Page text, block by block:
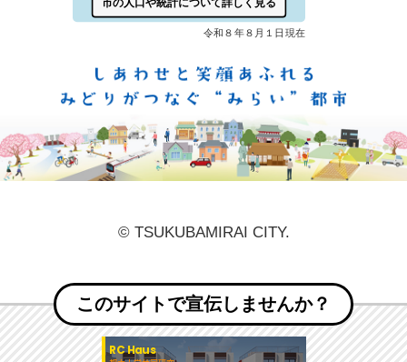
© TSUKUBAMIRAI CITY.
このサイトで宣伝しませんか？